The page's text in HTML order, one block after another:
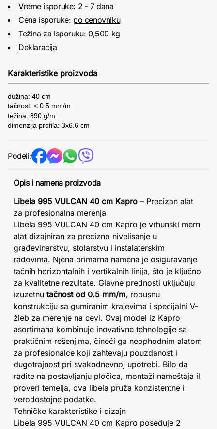
Vreme isporuke: 2 - 7 dana
Cena isporuke: po cenovniku
Težina za isporuku: 0,500 kg
Deklaracija
Karakteristike proizvoda
dužina: 40 cm
tačnost: < 0.5 mm/m
težina: 890 g/m
dimenzija profila: 3x6.6 cm
Podeli:
Opis i namena proizvoda
Libela 995 VULCAN 40 cm Kapro – Precizan alat
za profesionalna merenja
Libela 995 VULCAN 40 cm Kapro je vrhunski merni
alat dizajniran za precizno nivelisanje u
građevinarstvu, stolarstvu i instalaterskim
radovima. Njena primarna namena je osiguravanje
tačnih horizontalnih i vertikalnih linija, što je ključno
za kvalitetne rezultate. Glavne prednosti uključuju
izuzetnu tačnost od 0.5 mm/m, robusnu
konstrukciju sa gumiranim krajevima i specijalni V-
žleb za merenje na cevi. Ovaj model iz Kapro
asortimana kombinuje inovativne tehnologije sa
praktičnim rešenjima, čineći ga neophodnim alatom
za profesionalce koji zahtevaju pouzdanost i
dugotrajnost pri svakodnevnoj upotrebi. Bilo da
radite na postavljanju pločica, montaži nameštaja ili
proveri temelja, ova libela pruža konzistentne i
verodostojne podatke.
Tehničke karakteristike i dizajn
Libela 995 VULCAN 40 cm Kapro poseduje 2